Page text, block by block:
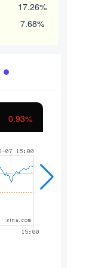
17.26%
7.68%
1.01%